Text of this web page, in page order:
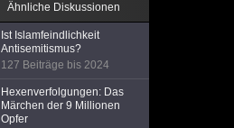
Ähnliche Diskussionen
Ist Islamfeindlichkeit
Antisemitismus?
127 Beiträge bis 2024
Hexenverfolgungen: Das
Märchen der 9 Millionen
Opfer